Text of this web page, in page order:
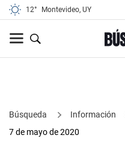
12° Montevideo, UY
Búsqueda Información
7 de mayo de 2020